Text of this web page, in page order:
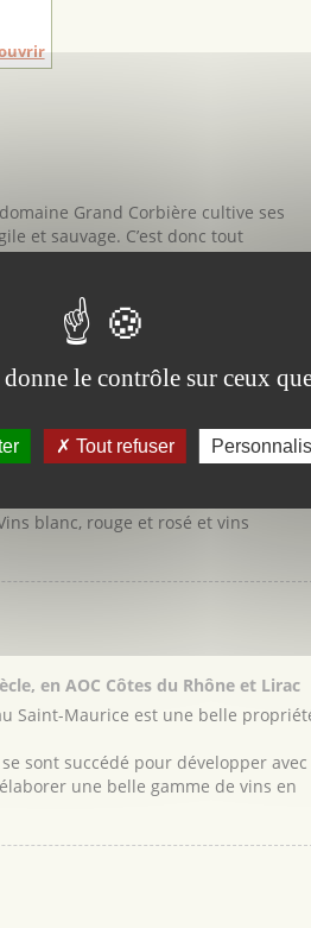
Grand Corbière cultive ses
et sauvage. C’est donc tout
afin d’élaborer des vins issus
vin qui s'est transmise de père en
Nord de Montpellier, le domaine
blanc, rouge et rosé et vins
en AOC Côtes du Rhône et Lirac
Saint-Maurice est une belle
sont succédé pour développer avec
une belle gamme de vins en
le contrôle sur ceux
Tout refuser